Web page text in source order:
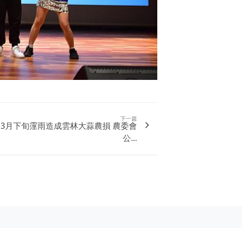
下一篇
3月下旬霪雨造成雲林大蒜農損 農委會
公...